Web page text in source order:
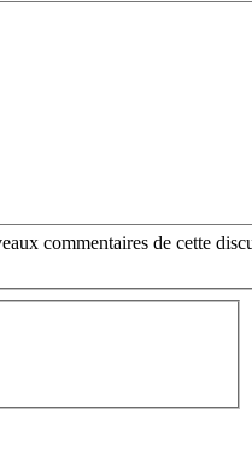
commentaires de cette